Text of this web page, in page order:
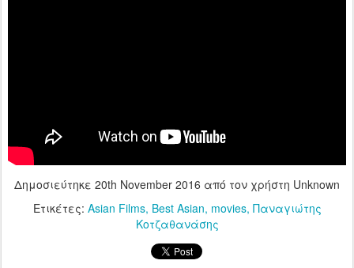
Δημοσιεύτηκε 20th November 2016 από τον χρήστη Unknown
Ετικέτες: Asian Films Best Asian movies Παναγιώτης
Κοτζαθανάσης